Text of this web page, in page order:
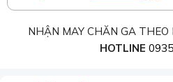
NHẬN MAY CHĂN GA THEO
HOTLINE